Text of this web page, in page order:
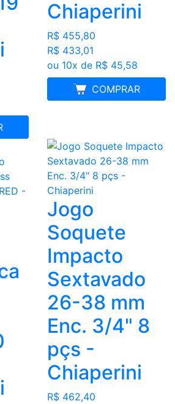
Chiaperini
R$ 455,80
R$ 433,01
ou 10x de R$ 45,58
COMPRAR
FRETE GRÁTIS
Jogo
Soquete
Impacto
Sextavado
26-38 mm
Enc. 3/4" 8
pçs -
Chiaperini
R$ 462,40